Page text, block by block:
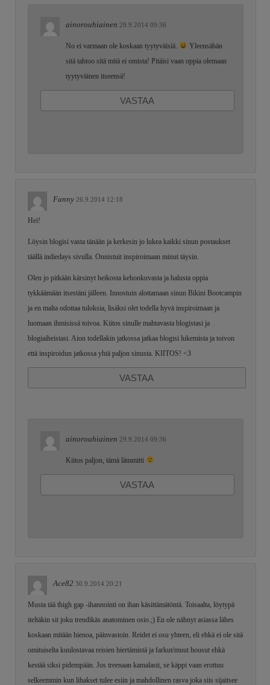
ainorouhiainen 29.9.2014 09:36
No ei varmaan ole koskaan tyytyväisiä.
Yleensähän
sitä tahtoo sitä mitä ei omista! Pitäisi vaan oppia olemaan
tyytyväinen itseensä!
VASTAA
Fanny 26.9.2014 12:18
Hei!
Löysin blogisi vasta tänään ja kerkesin jo lukea kaikki sinun postaukset
täällä indiedays sivulla. Onnistuit inspiroimaan minut täysin.
Olen jo pitkään kärsinyt heikosta kehonkuvasta ja halusta oppia
tykkäämään itsestäni jälleen. Innostuin alottamaan sinun Bikini Bootcampin
ja en malta odottaa tuloksia, lisäksi olet todella hyvä inspiroimaan ja
luomaan ihmisissä toivoa. Kiitos sinulle mahtavasta blogistasi ja
blogiaiheistasi. Aion todellakin jatkossa jatkaa blogisi lukemista ja toivon
että inspiroidun jatkossa yhtä paljon sinusta. KIITOS! <3
VASTAA
ainorouhiainen 29.9.2014 09:36
Kiitos paljon, tämä lämmitti
VASTAA
Ace82 30.9.2014 20:21
Musta tää thigh gap -ihannointi on ihan käsittämätöntä. Toisaalta, löytypä
iteltäkin sit joku trendikäs anatominen osio.;) En ole nähnyt asiassa lähes
koskaan mitään hienoa, päinvastoin. Reidet ei osu yhteen, eli ehkä ei ole sitä
omituiselta kuulostavaa reisien hiertämistä ja farkut/muut housut ehkä
kestää siksi pidempään. Jos treenaan kamalasti, se käppi vaan erottuu
selkeemmin kun lihakset tulee esiin ja mahdollinen rasva joka siis sijaitsee